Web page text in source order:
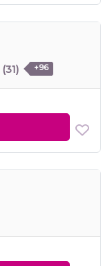
(31) +96